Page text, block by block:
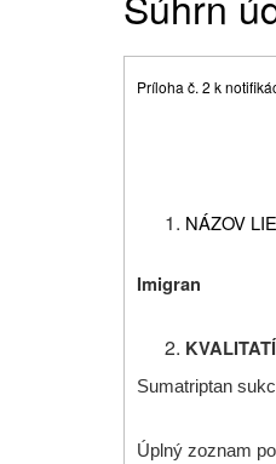
Príloha č. 2 k
NÁZOV
Imigran
Sumatriptan
Úplný zoznam